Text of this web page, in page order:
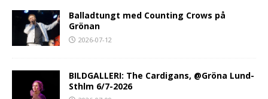
Balladtungt med Counting Crows på
Grönan
2026-07-12
BILDGALLERI: The Cardigans, @Gröna Lund-
Sthlm 6/7-2026